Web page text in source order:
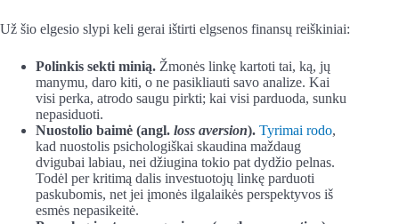
Už šio elgesio slypi keli gerai ištirti elgsenos finansų reiškiniai:
Polinkis sekti minią. Žmonės linkę kartoti tai, ką, jų
manymu, daro kiti, o ne pasikliauti savo analize. Kai
visi perka, atrodo saugu pirkti; kai visi parduoda, sunku
nepasiduoti.
Nuostolio baimė (angl. loss aversion). Tyrimai rodo,
kad nuostolis psichologiškai skaudina maždaug
dvigubai labiau, nei džiugina tokio pat dydžio pelnas.
Todėl per kritimą dalis investuotojų linkę parduoti
paskubomis, net jei įmonės ilgalaikės perspektyvos iš
esmės nepasikeitė.